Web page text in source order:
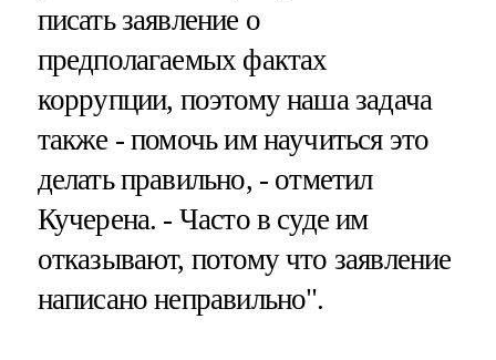
писать заявление о
предполагаемых фактах
коррупции, поэтому наша задача
также - помочь им научиться это
делать правильно, - отметил
Кучерена. - Часто в суде им
отказывают, потому что заявление
написано неправильно".